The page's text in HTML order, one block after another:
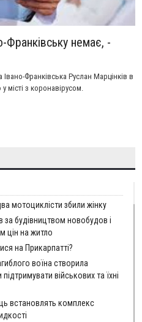
Франківську немає, -
Франківська Руслан Марцінків в
місті з коронавірусом.
мотоциклісти збили жінку
за будівництвом новобудов і
цін на житло
на Прикарпатті?
воїна створила
військових та їхні
встановлять комплекс